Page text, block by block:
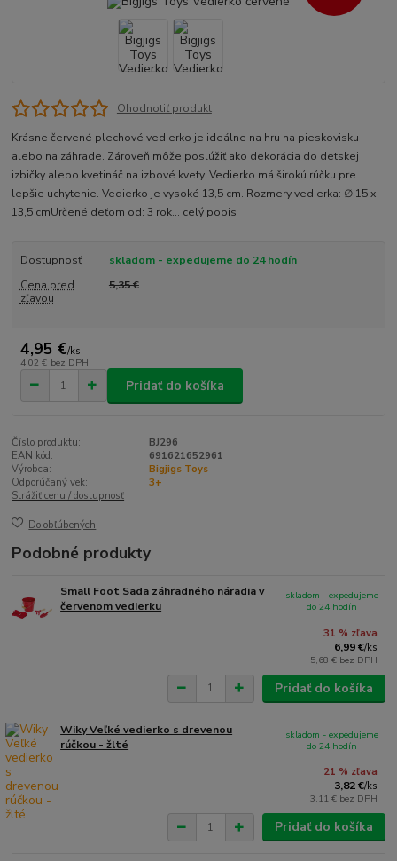
Ohodnotiť produkt
Krásne červené plechové vedierko je ideálne na hru na pieskovisku
alebo na záhrade. Zároveň môže poslúžiť ako dekorácia do detskej
izbičky alebo kvetináč na izbové kvety. Vedierko má širokú rúčku pre
lepšie uchytenie. Vedierko je vysoké 13,5 cm. Rozmery vedierka: ∅ 15 x
13,5 cmUrčené deťom od: 3 rok... celý popis
Dostupnosť
skladom - expedujeme do 24 hodín
Cena pred
zľavou
5,35 €
4,95 €/ks
4,02 € bez DPH
Pridať do košíka
Číslo produktu:
BJ296
EAN kód:
691621652961
Výrobca:
Bigjigs Toys
Odporúčaný vek:
3+
Strážiť cenu / dostupnosť
Do obľúbených
Podobné produkty
Small Foot Sada záhradného náradia v
červenom vedierku
31 % zľava
6,99 €/ks
5,68 € bez DPH
skladom - expedujeme
do 24 hodín
Pridať do košíka
Wiky Veľké vedierko s drevenou
rúčkou - žlté
21 % zľava
3,82 €/ks
3,11 € bez DPH
skladom - expedujeme
do 24 hodín
Pridať do košíka